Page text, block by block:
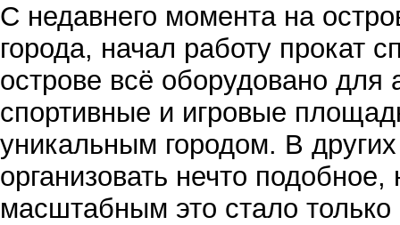
С недавнего момента на
города, начал работу прокат
острове всё оборудовано для
спортивные и игровые
уникальным городом. В
организовать нечто
масштабным это стало только